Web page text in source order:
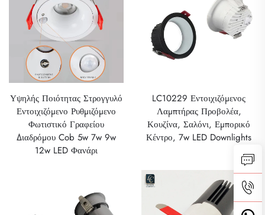
Υψηλής Ποιότητας Στρογγυλό
Εντοιχιζόμενο Ρυθμιζόμενο
Φωτιστικό Γραφείου
Διαδρόμου Cob 5w 7w 9w
12w LED Φανάρι
LC10229 Εντοιχιζόμενος
Λαμπτήρας Προβολέα,
Κουζίνα, Σαλόνι, Εμπορικό
Κέντρο, 7w LED Downlights